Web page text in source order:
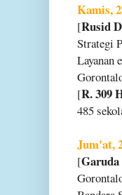
Kamis,
[Rusid
Strategi
Layanan
[R. 309
485
Jum'at,
[Garuda